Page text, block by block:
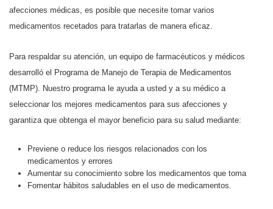
afecciones médicas, es posible que necesite tomar varios
medicamentos recetados para tratarlas de manera eficaz.
Para respaldar su atención, un equipo de farmacéuticos y médicos
desarrolló el Programa de Manejo de Terapia de Medicamentos
(MTMP). Nuestro programa le ayuda a usted y a su médico a
seleccionar los mejores medicamentos para sus afecciones y
garantiza que obtenga el mayor beneficio para su salud mediante:
Previene o reduce los riesgos relacionados con los
medicamentos y errores
Aumentar su conocimiento sobre los medicamentos que toma
Fomentar hábitos saludables en el uso de medicamentos.